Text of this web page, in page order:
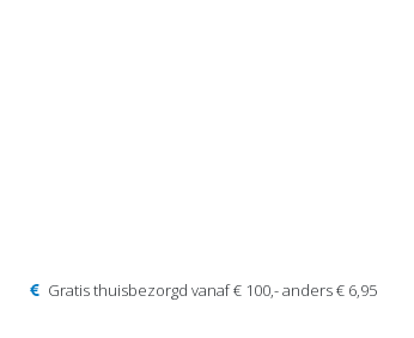
Gratis thuisbezorgd vanaf € 100,- anders € 6,95